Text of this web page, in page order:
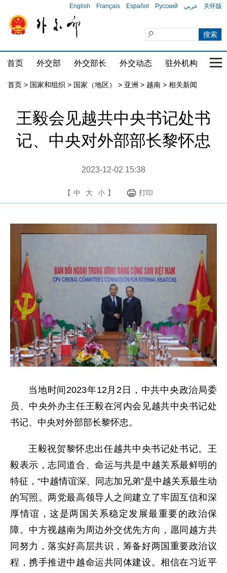
English Français Español Русский عربي 关怀版
首页 外交部 外交部长 外交动态 驻外机构 国
首页 > 国家和组织 > 国家（地区） > 亚洲 > 越南 > 相关新闻
王毅会见越共中央书记处书
记、中央对外部部长黎怀忠
2023-12-02 15:38
【 中 大 小 】 打印
当地时间2023年12月2日，中共中央政治局委
员、中央外办主任王毅在河内会见越共中央书记处
书记、中央对外部部长黎怀忠。
王毅祝贺黎怀忠出任越共中央书记处书记。王
毅表示，志同道合、命运与共是中越关系最鲜明的
特征，“中越情谊深、同志加兄弟”是中越关系最生动
的写照。两党最高领导人之间建立了牢固互信和深
厚情谊，这是两国关系稳定发展最重要的政治保
障。中方视越南为周边外交优先方向，愿同越方共
同努力，落实好高层共识，筹备好两国重要政治议
程，携手推进中越命运共同体建设。相信在习近平